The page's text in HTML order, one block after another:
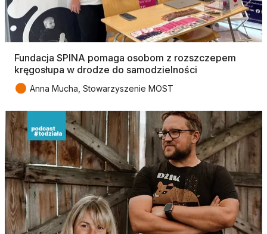
Fundacja SPINA pomaga osobom z rozszczepem
kręgosłupa w drodze do samodzielności
● Anna Mucha, Stowarzyszenie MOST